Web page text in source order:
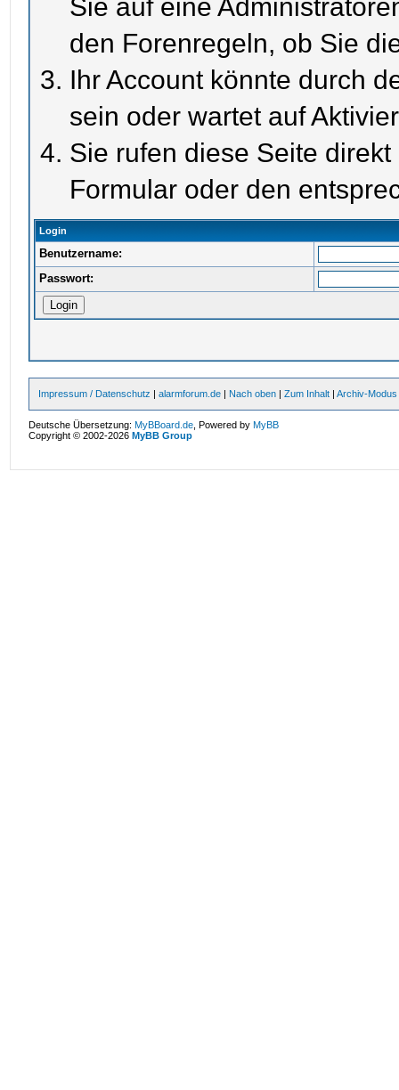
Sie auf eine
den Forenregeln, ob Sie
Ihr Account könnte durch
sein oder wartet auf
Sie rufen diese Seite
Formular oder den
Login
Benutzername:
Passwort:
Impressum / Datenschutz |alarmforum.de | Nach oben |Zum Inhalt |Archiv-Modus
Deutsche Übersetzung:MyBBoard.de , Powered byMyBB
Copyright © 2002-2026MyBB Group